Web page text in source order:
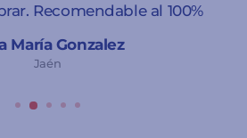
Recomendable al 100%
María Gonzalez
Jaén